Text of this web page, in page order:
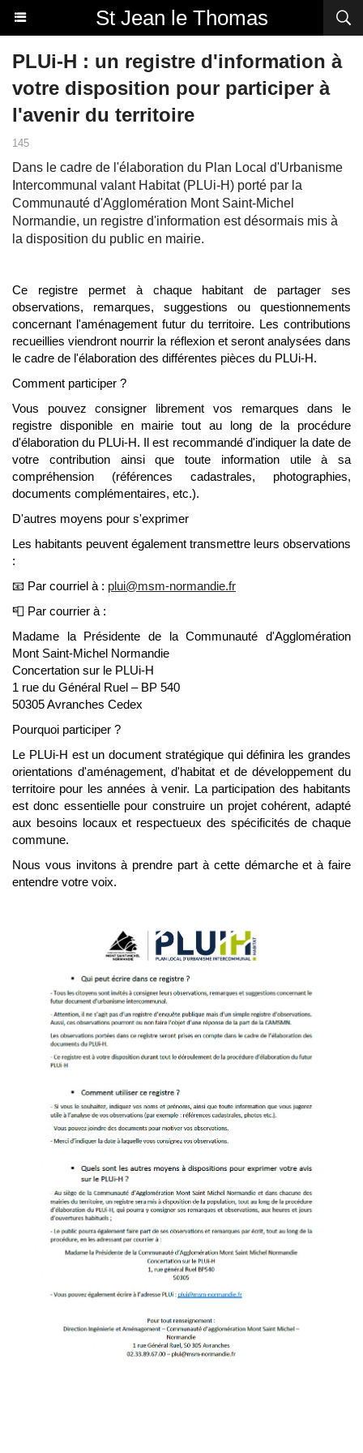
St Jean le Thomas
PLUi-H : un registre d'information à
votre disposition pour participer à
l'avenir du territoire
145
Dans le cadre de l'élaboration du Plan Local d'Urbanisme
Intercommunal valant Habitat (PLUi-H) porté par la
Communauté d'Agglomération Mont Saint-Michel
Normandie, un registre d'information est désormais mis à
la disposition du public en mairie.
Ce registre permet à chaque habitant de partager ses
observations, remarques, suggestions ou questionnements
concernant l'aménagement futur du territoire. Les contributions
recueillies viendront nourrir la réflexion et seront analysées dans
le cadre de l'élaboration des différentes pièces du PLUi-H.
Comment participer ?
Vous pouvez consigner librement vos remarques dans le
registre disponible en mairie tout au long de la procédure
d'élaboration du PLUi-H. Il est recommandé d'indiquer la date de
votre contribution ainsi que toute information utile à sa
compréhension (références cadastrales, photographies,
documents complémentaires, etc.).
D'autres moyens pour s'exprimer
Les habitants peuvent également transmettre leurs observations
:
📧 Par courriel à : plui@msm-normandie.fr
📮 Par courrier à :
Madame la Présidente de la Communauté d'Agglomération
Mont Saint-Michel Normandie
Concertation sur le PLUi-H
1 rue du Général Ruel – BP 540
50305 Avranches Cedex
Pourquoi participer ?
Le PLUi-H est un document stratégique qui définira les grandes
orientations d'aménagement, d'habitat et de développement du
territoire pour les années à venir. La participation des habitants
est donc essentielle pour construire un projet cohérent, adapté
aux besoins locaux et respectueux des spécificités de chaque
commune.
Nous vous invitons à prendre part à cette démarche et à faire
entendre votre voix.